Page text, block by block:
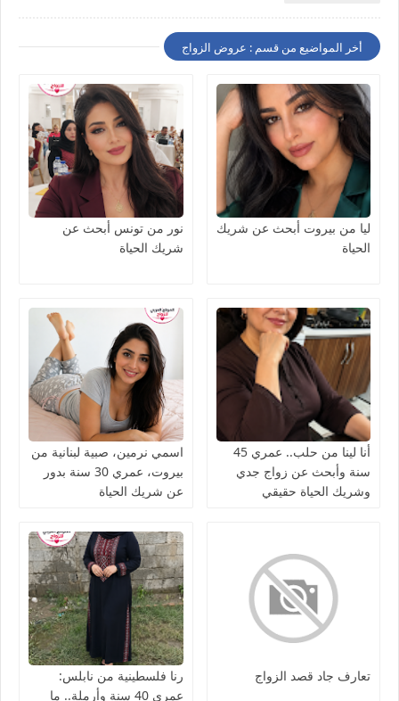
أخر المواضيع من قسم : عروض الزواج
ليا من بيروت أبحث عن شريك
الحياة
نور من تونس أبحث عن
شريك الحياة
أنا لينا من حلب.. عمري 45
سنة وأبحث عن زواج جدي
وشريك الحياة حقيقي
اسمي نرمين، صبية لبنانية من
بيروت، عمري 30 سنة بدور
عن شريك الحياة
تعارف جاد قصد الزواج
رنا فلسطينية من نابلس:
عمري 40 سنة وأرملة.. ما